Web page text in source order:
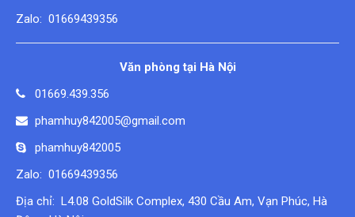
Zalo: 01669439356
Văn phòng tại Hà Nội
01669.439.356
phamhuy842005@gmail.com
phamhuy842005
Zalo: 01669439356
Địa chỉ: L4.08 GoldSilk Complex, 430 Cầu Am, Vạn Phúc, Hà